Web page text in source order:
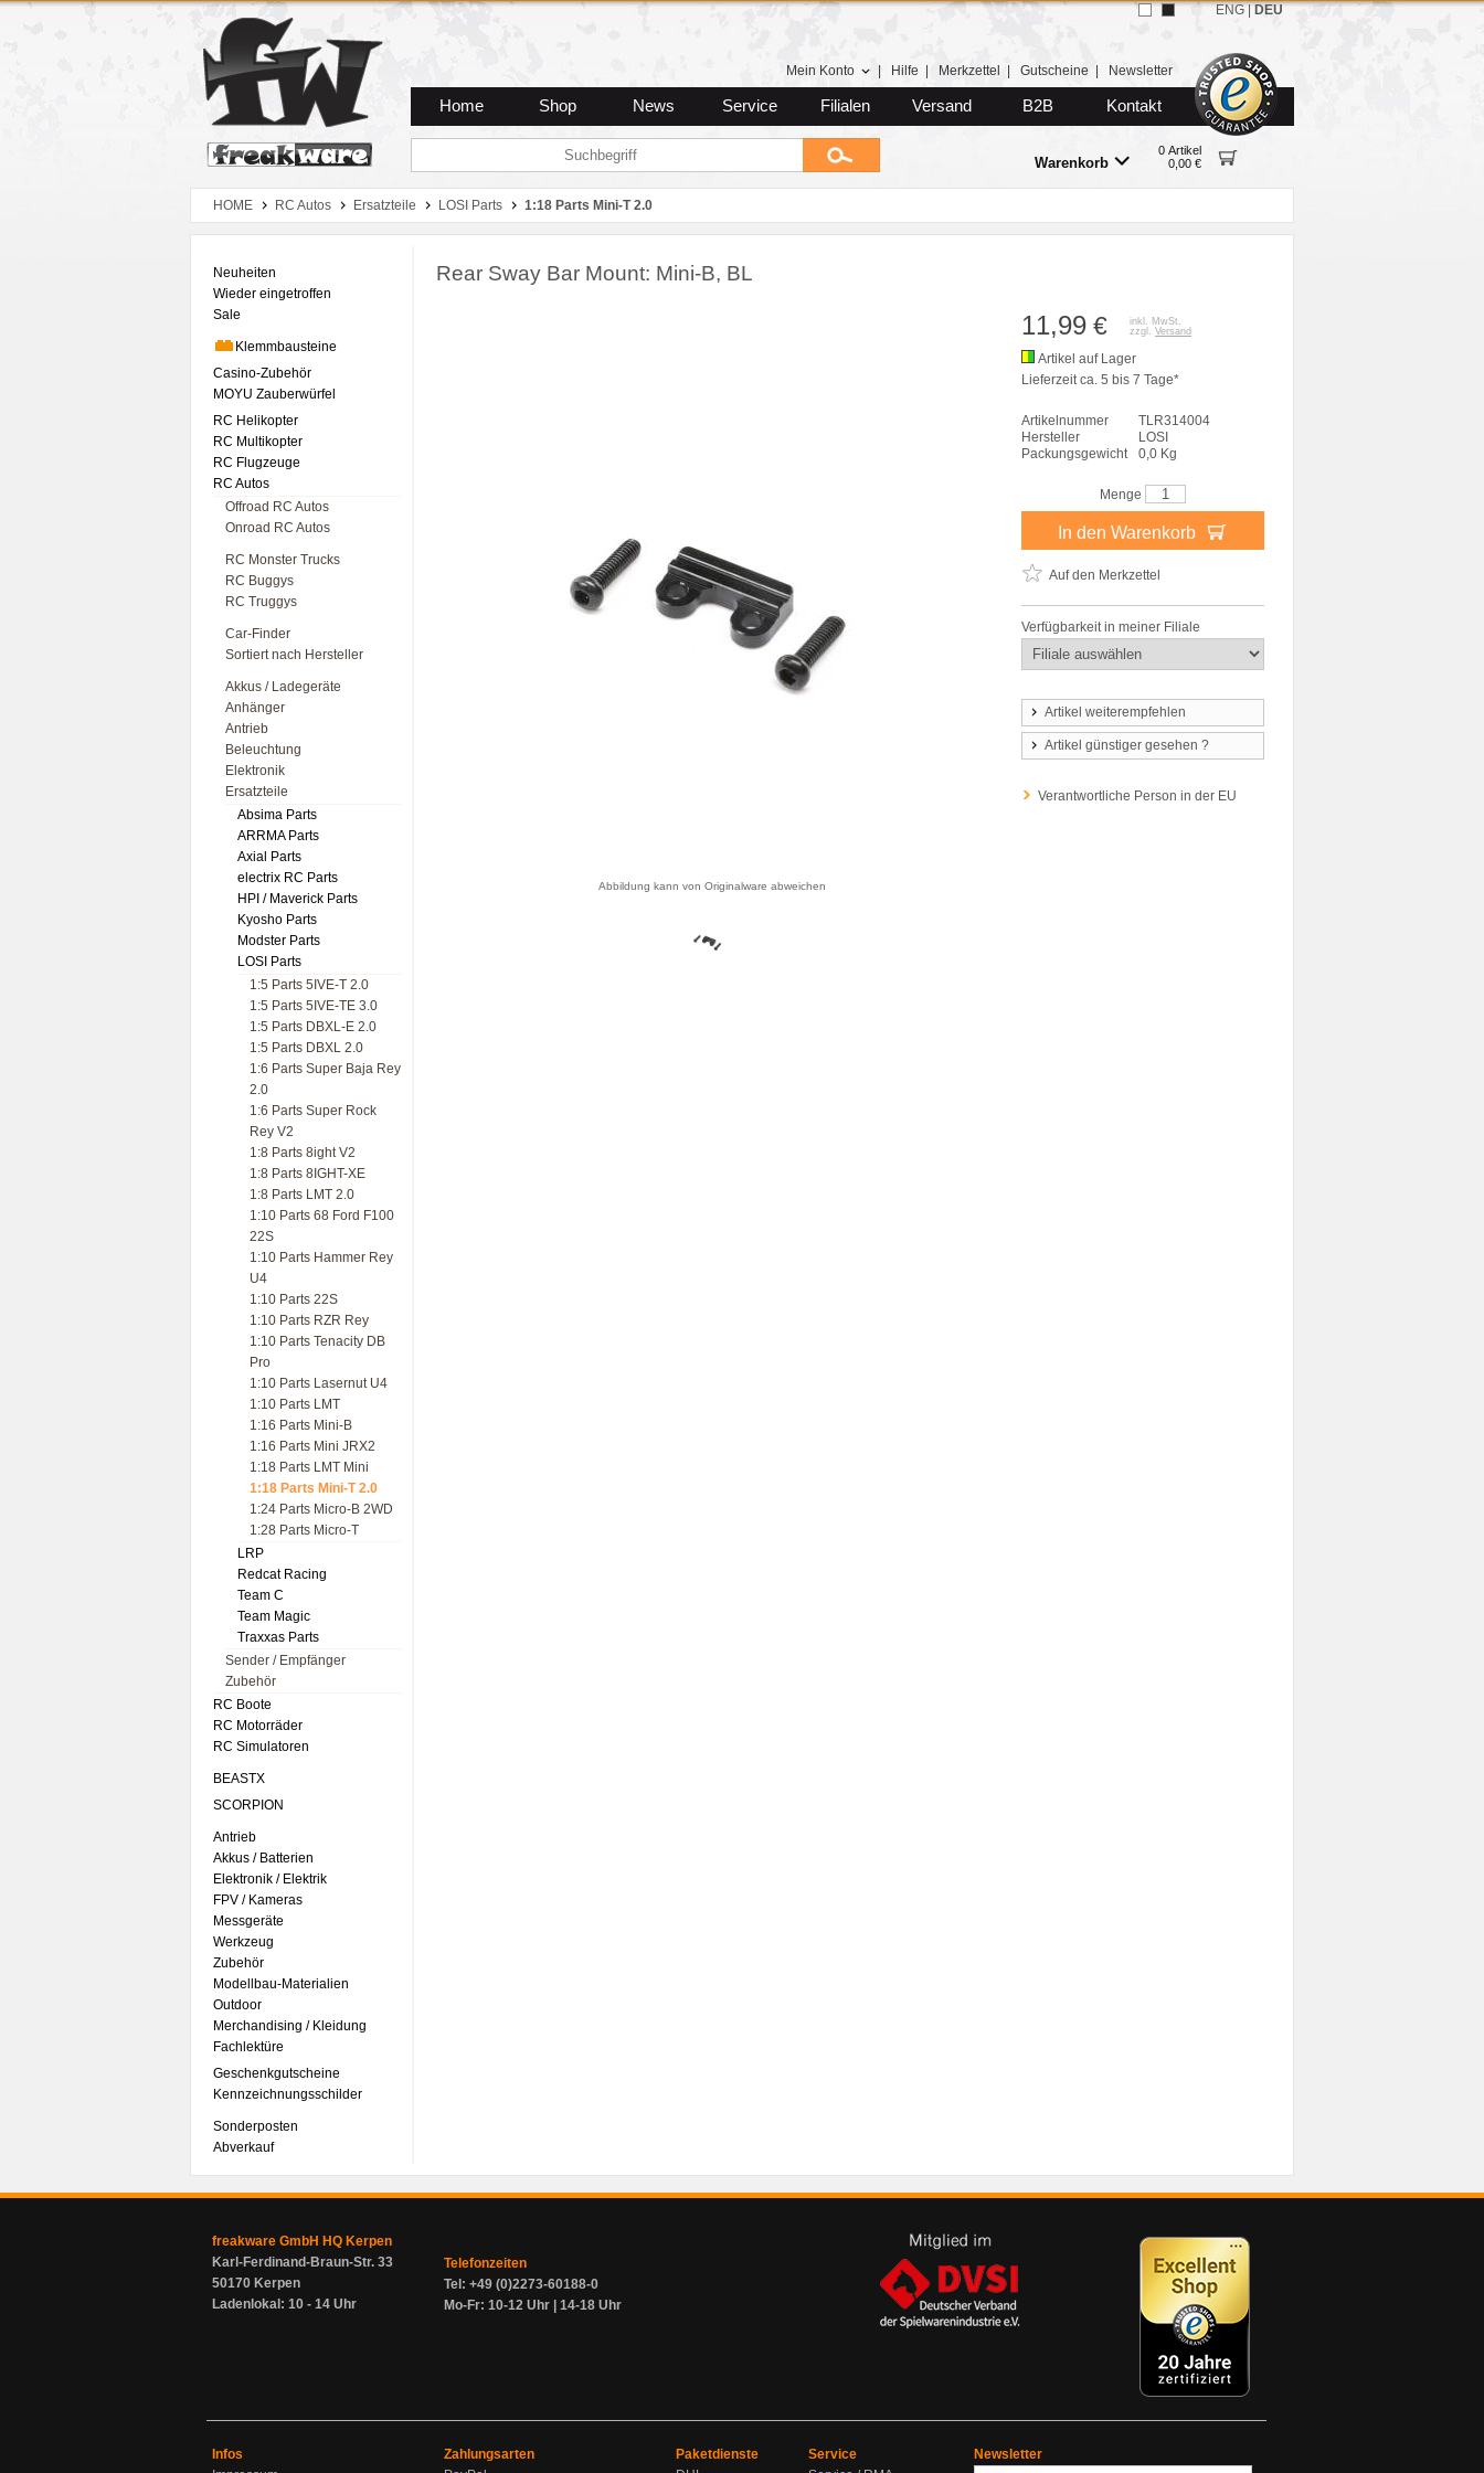
Zum Hauptmenue
Zum Seiteninhalt
Zum Warenkob
Mein Konto Hilfe Merkzettel Gutscheine Newsletter
Home Shop News Service Filialen Versand B2B Kontakt
Warenkorb
0 Artikel
0,00 €
ENG DEU
HOME RC Autos Ersatzteile LOSI Parts 1:18 Parts Mini-T 2.0
Neuheiten
Wieder eingetroffen
Sale
Klemmbausteine
Casino-Zubehör
MOYU Zauberwürfel
RC Helikopter
RC Multikopter
RC Flugzeuge
RC Autos
Offroad RC Autos
Onroad RC Autos
RC Monster Trucks
RC Buggys
RC Truggys
Car-Finder
Sortiert nach Hersteller
Akkus / Ladegeräte
Anhänger
Antrieb
Beleuchtung
Elektronik
Ersatzteile
Absima Parts
ARRMA Parts
Axial Parts
electrix RC Parts
HPI / Maverick Parts
Kyosho Parts
Modster Parts
LOSI Parts
1:5 Parts 5IVE-T 2.0
1:5 Parts 5IVE-TE 3.0
1:5 Parts DBXL-E 2.0
1:5 Parts DBXL 2.0
1:6 Parts Super Baja Rey
2.0
1:6 Parts Super Rock
Rey V2
1:8 Parts 8ight V2
1:8 Parts 8IGHT-XE
1:8 Parts LMT 2.0
1:10 Parts 68 Ford F100
22S
1:10 Parts Hammer Rey
U4
1:10 Parts 22S
1:10 Parts RZR Rey
1:10 Parts Tenacity DB
Pro
1:10 Parts Lasernut U4
1:10 Parts LMT
1:16 Parts Mini-B
1:16 Parts Mini JRX2
1:18 Parts LMT Mini
1:18 Parts Mini-T 2.0
1:24 Parts Micro-B 2WD
1:28 Parts Micro-T
LRP
Redcat Racing
Team C
Team Magic
Traxxas Parts
Sender / Empfänger
Zubehör
RC Boote
RC Motorräder
RC Simulatoren
BEASTX
SCORPION
Antrieb
Akkus / Batterien
Elektronik / Elektrik
FPV / Kameras
Messgeräte
Werkzeug
Zubehör
Modellbau-Materialien
Outdoor
Merchandising / Kleidung
Fachlektüre
Geschenkgutscheine
Kennzeichnungsschilder
Sonderposten
Abverkauf
Rear Sway Bar Mount: Mini-B, BL
Abbildung kann von Originalware abweichen
11,99 €
inkl. MwSt.
zzgl. Versand
Artikel auf Lager
Lieferzeit ca. 5 bis 7 Tage*
Artikelnummer
TLR314004
Hersteller
LOSI
Packungsgewicht
0,0 Kg
Menge
In den Warenkorb
Auf den Merkzettel
Verfügbarkeit in meiner Filiale
Artikel weiterempfehlen
Artikel günstiger gesehen ?
Verantwortliche Person in der EU
freakware GmbH HQ Kerpen
Karl-Ferdinand-Braun-Str. 33
50170 Kerpen
Ladenlokal: 10 - 14 Uhr
Telefonzeiten
Tel: +49 (0)2273-60188-0
Mo-Fr: 10-12 Uhr | 14-18 Uhr
Infos
Zahlungsarten
Paketdienste
Service
Newsletter